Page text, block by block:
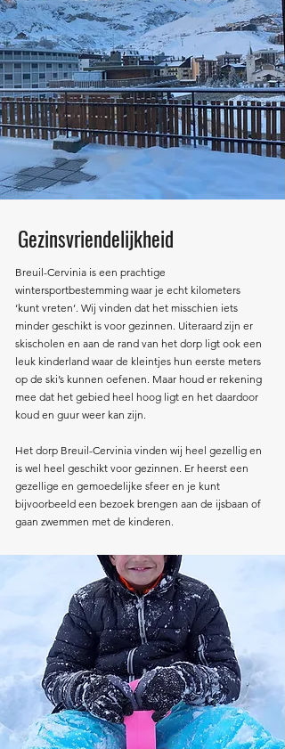
Gezinsvriendelijkheid
Breuil-Cervinia is een prachtige
wintersportbestemming waar je echt kilometers
‘kunt vreten’. Wij vinden dat het misschien iets
minder geschikt is voor gezinnen. Uiteraard zijn er
skischolen en aan de rand van het dorp ligt ook een
leuk kinderland waar de kleintjes hun eerste meters
op de ski’s kunnen oefenen. Maar houd er rekening
mee dat het gebied heel hoog ligt en het daardoor
koud en guur weer kan zijn.
Het dorp Breuil-Cervinia vinden wij heel gezellig en
is wel heel geschikt voor gezinnen. Er heerst een
gezellige en gemoedelijke sfeer en je kunt
bijvoorbeeld een bezoek brengen aan de ijsbaan of
gaan zwemmen met de kinderen.